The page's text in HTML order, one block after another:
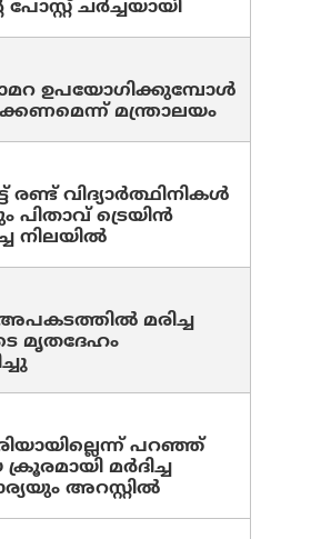
പോസ്റ്റ് ചര്‍ച്ചയായി
ഉപയോഗിക്കുമ്പോള്‍
മന്ത്രാലയം
രണ്ട് വിദ്യാർത്ഥിനികൾ
പിതാവ് ട്രെയിൻ
നിലയിൽ
മരിച്ച
മൃതദേഹം
പറഞ്ഞ്
മര്‍ദിച്ച
അറസ്റ്റില്‍